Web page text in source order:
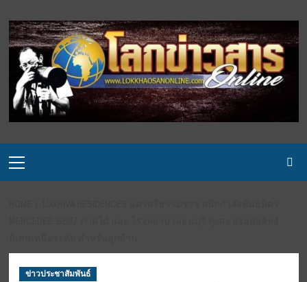
to
content
Menu
ข่าวประชาสัมพันธ์